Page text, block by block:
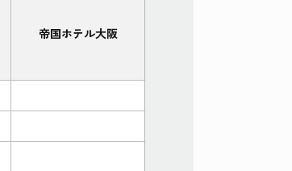
帝国ホテル大阪